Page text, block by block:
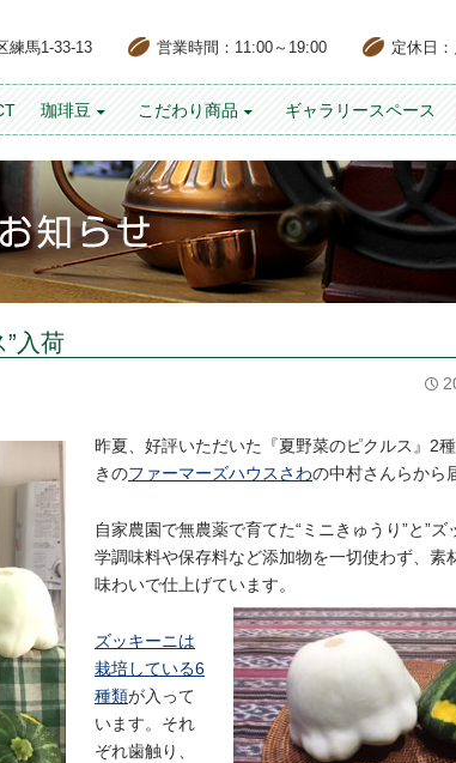
練馬1-33-13 営業時間：11:00～19:00 定休日
珈琲豆 こだわり商品 ギャラリースペース
入荷
昨夏、好評いただいた『夏野菜のピクルス』2
きのファーマーズハウスさわの中村さんらから
自家農園で無農薬で育てた“ミニきゅうり”と”ズ
学調味料や保存料など添加物を一切使わず、素
味わいで仕上げています。
ズッキーニは
栽培している6
種類が入って
います。それ
ぞれ歯触り、